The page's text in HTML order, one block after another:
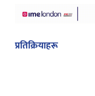
प्रतिक्रियाहरू